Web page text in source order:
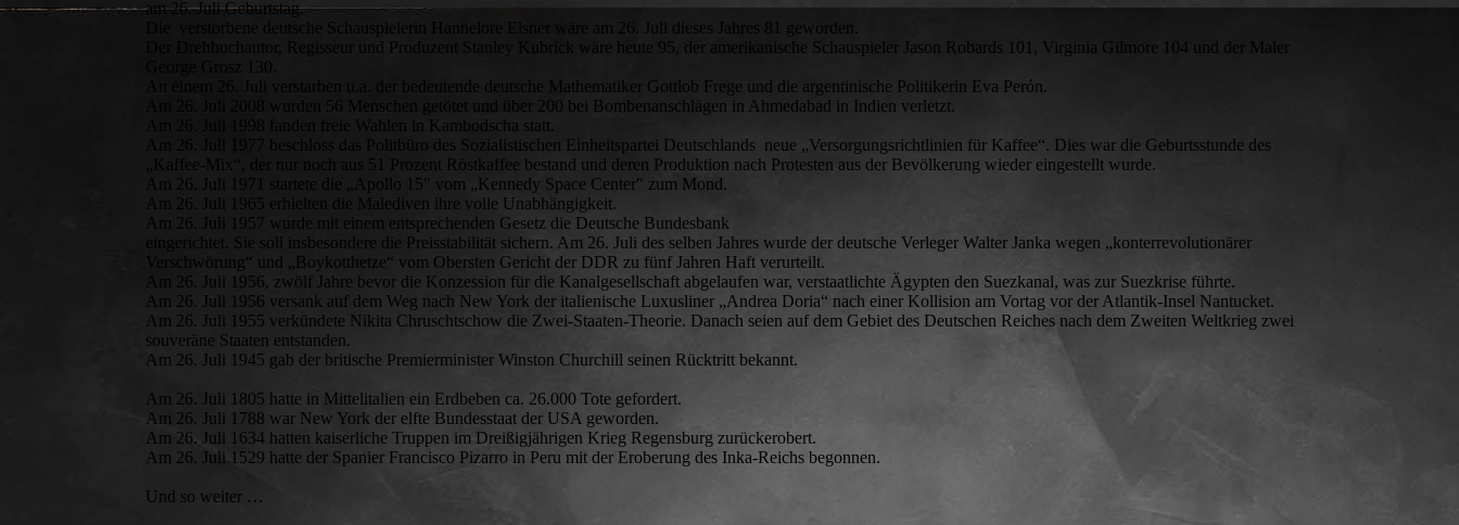
am 26. Juli Geburtstag.
Die verstorbene deutsche Schauspielerin Hannelore Elsner wäre am 26. Juli dieses Jahres 81 geworden.
Der Drehbuchautor, Regisseur und Produzent Stanley Kubrick wäre heute 95, der amerikanische Schauspieler Jason Robards 101, Virginia Gilmore 104 und der Maler
An einem 26. Juli verstarben u.a. der bedeutende deutsche Mathematiker Gottlob Frege und die argentinische Politikerin Eva Perón.
Am 26. Juli 2008 wurden 56 Menschen getötet und über 200 bei Bombenanschlägen in Ahmedabad in Indien verletzt.
Am 26. Juli 1998 fanden freie Wahlen in Kambodscha statt.
Am 26. Juli 1977 beschloss das Politbüro des Sozialistischen Einheitspartei Deutschlands neue „Versorgungsrichtlinien für Kaffee“. Dies war die Geburtsstunde des
„Kaffee-Mix“, der nur noch aus 51 Prozent Röstkaffee bestand und deren Produktion nach Protesten aus der Bevölkerung wieder eingestellt wurde.
Am 26. Juli 1971 startete die „Apollo 15" vom „Kennedy Space Center" zum Mond.
Am 26. Juli 1965 erhielten die Malediven ihre volle Unabhängigkeit.
Am 26. Juli 1957 wurde mit einem entsprechenden Gesetz die Deutsche Bundesbank
eingerichtet. Sie soll insbesondere die Preisstabilität sichern. Am 26. Juli des selben Jahres wurde der deutsche Verleger Walter Janka wegen „konterrevolutionärer
Verschwörung“ und „Boykotthetze“ vom Obersten Gericht der DDR zu fünf Jahren Haft verurteilt.
Am 26. Juli 1956, zwölf Jahre bevor die Konzession für die Kanalgesellschaft abgelaufen war, verstaatlichte Ägypten den Suezkanal, was zur Suezkrise führte.
Am 26. Juli 1956 versank auf dem Weg nach New York der italienische Luxusliner „Andrea Doria“ nach einer Kollision am Vortag vor der Atlantik-Insel Nantucket.
Am 26. Juli 1955 verkündete Nikita Chruschtschow die Zwei-Staaten-Theorie. Danach seien auf dem Gebiet des Deutschen Reiches nach dem Zweiten Weltkrieg zwei
souveräne Staaten entstanden.
Am 26. Juli 1945 gab der britische Premierminister Winston Churchill seinen Rücktritt bekannt.
Am 26. Juli 1805 hatte in Mittelitalien ein Erdbeben ca. 26.000 Tote gefordert.
Am 26. Juli 1788 war New York der elfte Bundesstaat der USA geworden.
Am 26. Juli 1634 hatten kaiserliche Truppen im Dreißigjährigen Krieg Regensburg zurückerobert.
Am 26. Juli 1529 hatte der Spanier Francisco Pizarro in Peru mit der Eroberung des Inka-Reichs begonnen.
Und so weiter …